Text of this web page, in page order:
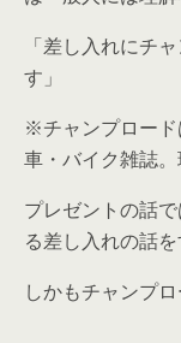
「差し入れにチ
す」
※チャンプロード
車・バイク雑誌
プレゼントの話
る差し入れの話を
しかもチャンプ